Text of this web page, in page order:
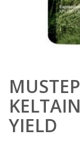
YIELD